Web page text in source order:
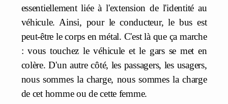
essentiellement liée à l'extension de l'identité au
véhicule. Ainsi, pour le conducteur, le bus est
peut-être le corps en métal. C'est là que ça marche
: vous touchez le véhicule et le gars se met en
colère. D'un autre côté, les passagers, les usagers,
nous sommes la charge, nous sommes la charge
de cet homme ou de cette femme.